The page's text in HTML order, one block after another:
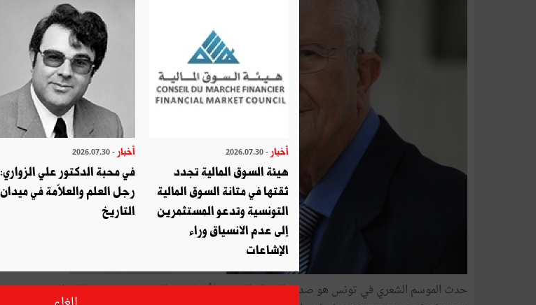
حدث الموسم الشعري في تونس هو صدور الديوان الجديد للأستاذ عبد العزيز قاسم وجاء باللغة الفرنسية
أخبار - 2026.07.30
هيئة السوق المالية تجدد
ثقتها في متانة السوق المالية
التونسية وتدعو المستثمرين
إلى عدم الانسياق وراء
الإشاعات
أخبار - 2026.07.30
في محبة الدكتور علي الزواري:
رجل العلم والعلاّمة في ميدان
التاريخ